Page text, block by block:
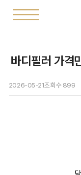
바디필러 가격
2026-05-21조회수 899